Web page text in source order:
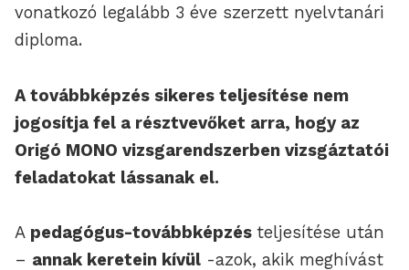
vonatkozó legalább 3 éve szerzett nyelvtanári
diploma.
A továbbképzés sikeres teljesítése nem
jogosítja fel a résztvevőket arra, hogy az
Origó MONO vizsgarendszerben vizsgáztatói
feladatokat lássanak el.
A pedagógus-továbbképzés teljesítése után
– annak keretein kívül -azok, akik meghívást